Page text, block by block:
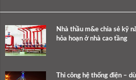
Nhà thầu m&e chia sẻ kỹ
hỏa hoạn ở nhà cao tầng
Thi công hệ thống điện –